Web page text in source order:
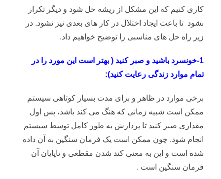
کاری کنیم که این مشکل از ریشه حل شود و دیگر تکرار
نشود تا باعث ایجاد اختلال در کار های بعدی نیز نشود. در
زیر راه حل های مناسبی را توضیح خواهیم داد.
1-خونسرد باشید و صبر کنید ( بهتر است این مورد را در
تمام موارد زندگی رعایت کنید):
برخی موارد در ظاهر و برای مدت بسیار کوتاهی سیستم
ممکن است شبیه زمانی که هنگ می کند باشد، پس اول
مقداری صبر کنید تا پردازش به طور کامل توسط سیستم
انجام شود. چون ممکن است یک فرمان سنگین به آن داده
شده است و این به معنی کند شدن مقطعی و تاپایان آن
فرمان سنگین است .